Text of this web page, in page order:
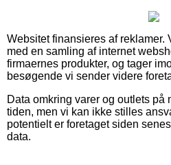
Websitet finansieres af reklamer.
med en samling af internet
firmaernes produkter, og tager
besøgende vi sender videre
Data omkring varer og outlets
tiden, men vi kan ikke stilles
potentielt er foretaget siden
data.